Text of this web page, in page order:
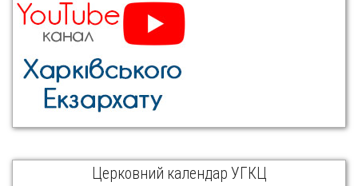
Церковний календар УГКЦ